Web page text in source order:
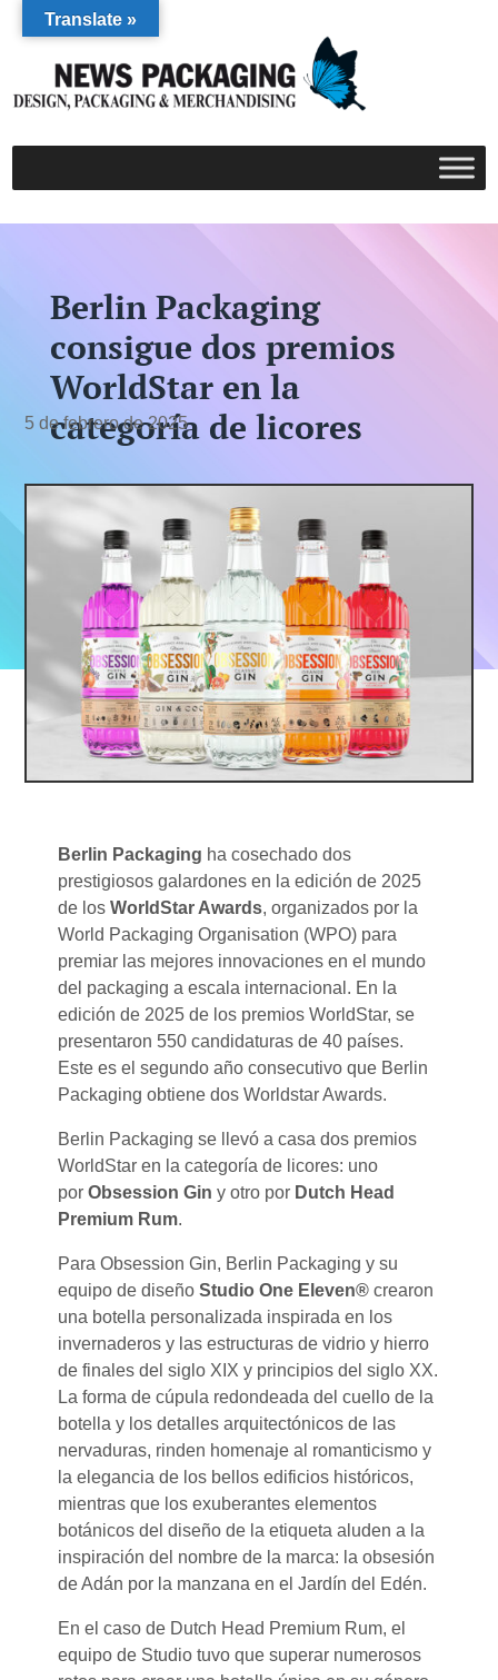
Berlin Packaging
consigue dos premios
WorldStar en la
categoría de licores
5 de febrero de 2025
Berlin Packaging ha cosechado dos
prestigiosos galardones en la edición de 2025
de losWorldStar Awards, organizados por la
World Packaging Organisation (WPO) para
premiar las mejores innovaciones en el mundo
del packaging a escala internacional. En la
edición de 2025 de los premios WorldStar, se
presentaron 550 candidaturas de 40 países.
Este es el segundo año consecutivo que Berlin
Packaging obtiene dos Worldstar Awards.
Berlin Packaging se llevó a casa dos premios
WorldStar en la categoría de licores: uno
porObsession Gin y otro por Dutch Head
Premium Rum.
Para Obsession Gin, Berlin Packaging y su
equipo de diseñoStudio One Eleven® crearon
una botella personalizada inspirada en los
invernaderos y las estructuras de vidrio y hierro
de finales del siglo XIX y principios del siglo XX.
La forma de cúpula redondeada del cuello de la
botella y los detalles arquitectónicos de las
nervaduras, rinden homenaje al romanticismo y
la elegancia de los bellos edificios históricos,
mientras que los exuberantes elementos
botánicos del diseño de la etiqueta aluden a la
inspiración del nombre de la marca: la obsesión
de Adán por la manzana en el Jardín del Edén.
En el caso de Dutch Head Premium Rum, el
equipo de Studio tuvo que superar numerosos
Translate »